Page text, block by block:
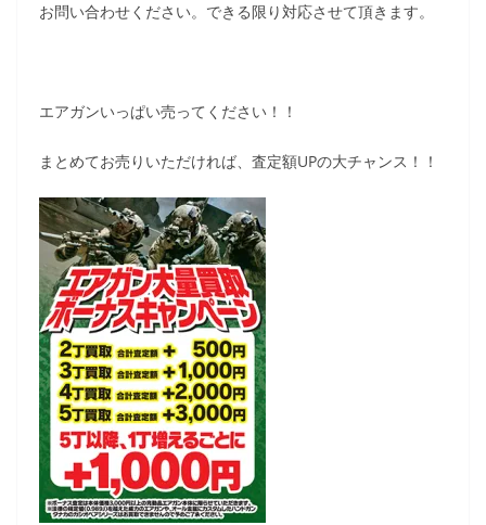
お問い合わせください。できる限り対応させて頂きます。
エアガンいっぱい売ってください！！
まとめてお売りいただければ、査定額UPの大チャンス！！